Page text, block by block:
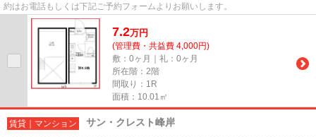
約はお電話もしくは下記ご予約フォームよりお願いします。
7.2万円
(管理費・共益費 4,000円)
敷：0ヶ月｜礼：0ヶ月
所在階：2階
間取り：1R
面積：10.01㎡
賃貸｜マンション サン・クレスト峰岸